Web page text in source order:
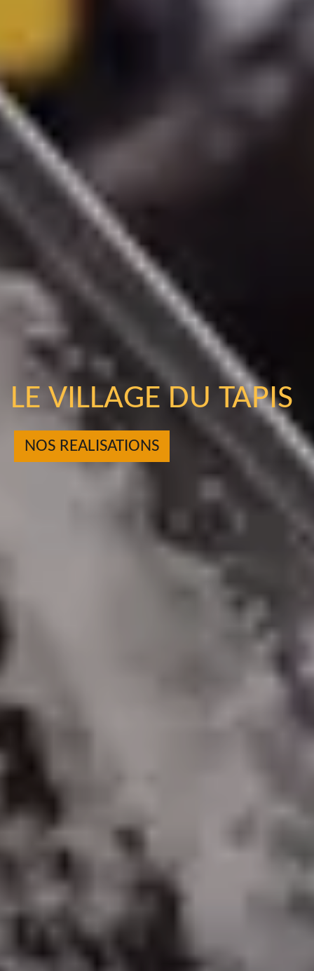
LE VILLAGE DU TAPIS
NOS REALISATIONS